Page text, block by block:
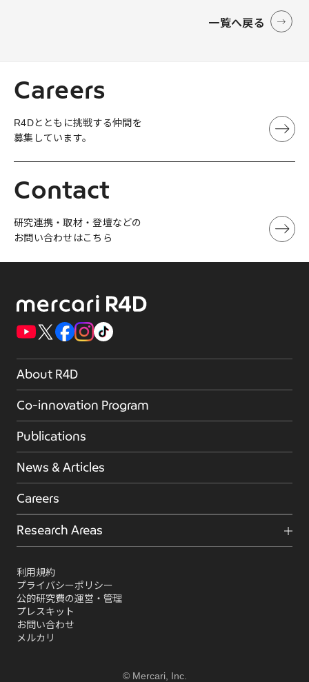
一覧へ戻る
Careers
R4Dとともに挑戦する仲間を
募集しています。
Contact
研究連携・取材・登壇などの
お問い合わせはこちら
About R4D
Co-innovation Program
Publications
News & Articles
Careers
Research Areas
利用規約
プライバシーポリシー
公的研究費の運営・管理
プレスキット
お問い合わせ
メルカリ
© Mercari, Inc.